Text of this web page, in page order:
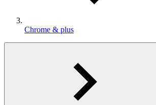
Chrome & plus